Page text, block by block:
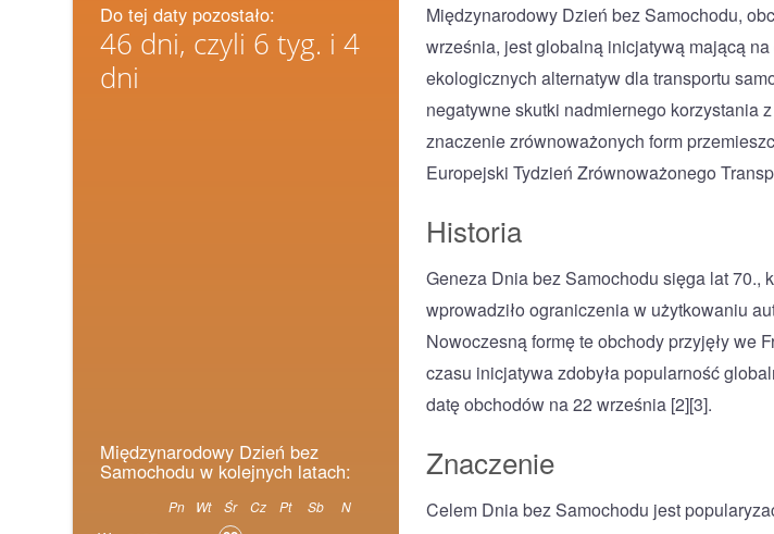
Do tej daty pozostało:
46 dni, czyli 6 tyg. i 4
dni
Międzynarodowy Dzień bez
Samochodu w kolejnych latach:
Pn Wt Śr Cz Pt Sb N
Międzynarodowy Dzień bez Samochodu,
września, jest globalną inicjatywą mającą
ekologicznych alternatyw dla transportu
negatywne skutki nadmiernego korzystania
znaczenie zrównoważonych form
Europejski Tydzień Zrównoważonego
Historia
Geneza Dnia bez Samochodu sięga lat 70.,
wprowadziło ograniczenia w użytkowaniu
Nowoczesną formę te obchody przyjęły we
czasu inicjatywa zdobyła popularność
datę obchodów na 22 września [2][3].
Znaczenie
Celem Dnia bez Samochodu jest